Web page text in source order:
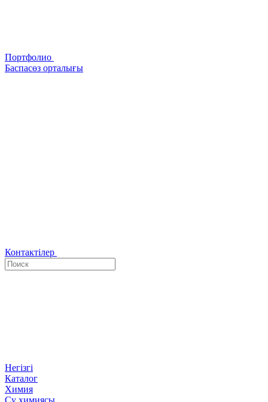
Портфолио
Баспасөз орталығы
Контактілер
Негізгі
Каталог
Химия
Су химиясы